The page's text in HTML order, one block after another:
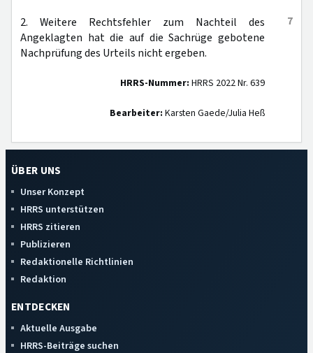
7
2. Weitere Rechtsfehler zum Nachteil des
Angeklagten hat die auf die Sachrüge gebotene
Nachprüfung des Urteils nicht ergeben.
HRRS-Nummer: HRRS 2022 Nr. 639
Bearbeiter: Karsten Gaede/Julia Heß
ÜBER UNS
Unser Konzept
HRRS unterstützen
HRRS zitieren
Publizieren
Redaktionelle Richtlinien
Redaktion
ENTDECKEN
Aktuelle Ausgabe
HRRS-Beiträge suchen